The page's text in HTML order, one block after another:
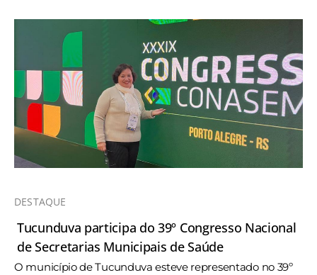
DESTAQUE
Tucunduva participa do 39º Congresso Nacional
de Secretarias Municipais de Saúde
O município de Tucunduva esteve representado no 39º